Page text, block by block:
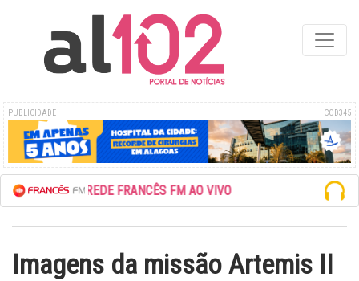
PUBLICIDADE COD345
ESCUTE A REDE FRANCÊS FM AO VIVO
Imagens da missão Artemis II